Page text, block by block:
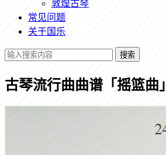
敦煌古琴
常见问题
关于国乐
搜索
古琴流行曲曲谱「摇篮曲」